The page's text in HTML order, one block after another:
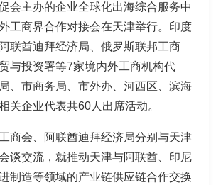
会主办的企业全球化出海综合服务中
工商界合作对接会在天津举行。印度
联酋迪拜经济局、俄罗斯联邦工商
与投资署等7家境内外工商机构代
、市商务局、市外办、河西区、滨海
关企业代表共60人出席活动。
商会、阿联酋迪拜经济局分别与天津
谈交流，就推动天津与阿联酋、印尼
制造等领域的产业链供应链合作交换